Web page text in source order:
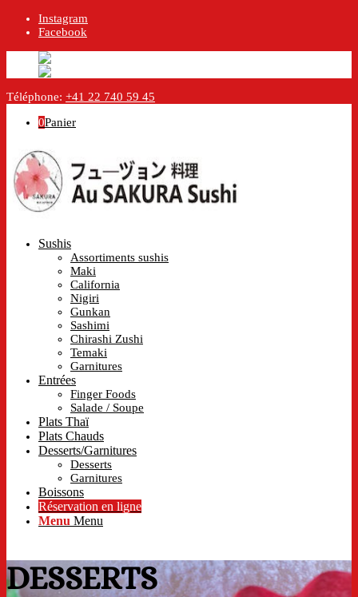
Instagram
Facebook
Téléphone: +41 22 740 59 45
0Panier
Sushis
Assortiments sushis
Maki
California
Nigiri
Gunkan
Sashimi
Chirashi Zushi
Temaki
Garnitures
Entrées
Finger Foods
Salade / Soupe
Plats Thaï
Plats Chauds
Desserts/Garnitures
Desserts
Garnitures
Boissons
Réservation en ligne
Menu Menu
DESSERTS